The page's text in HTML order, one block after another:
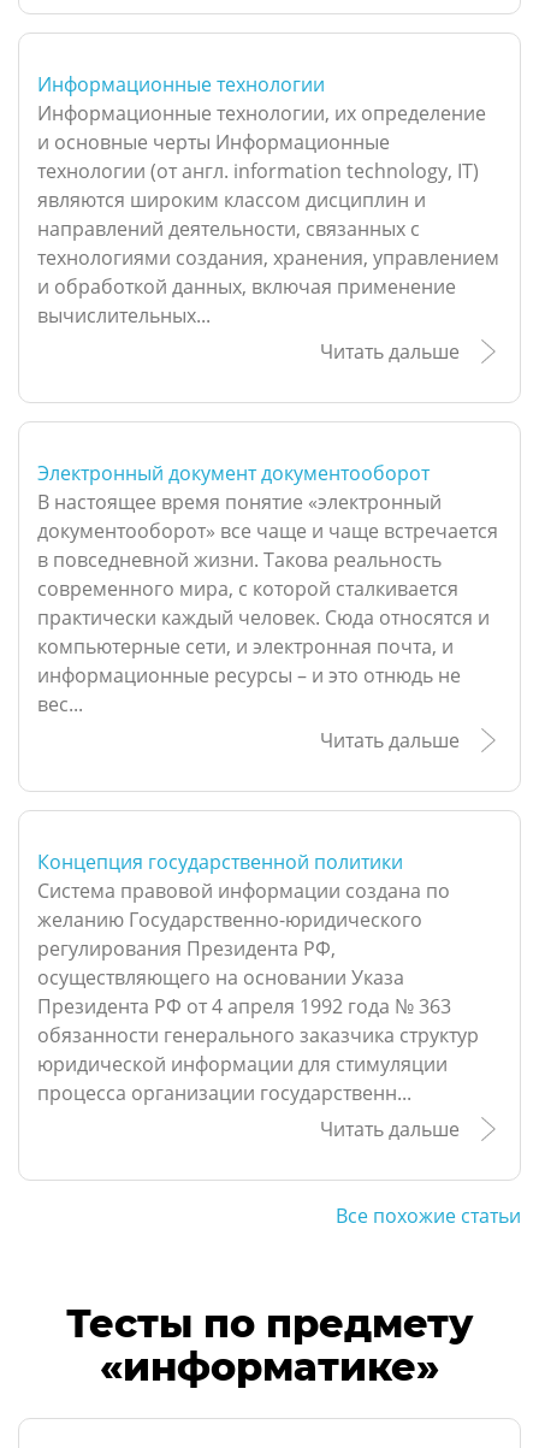
Информационные технологии
Информационные технологии, их определение
и основные черты Информационные
технологии (от англ. information technology, IT)
являются широким классом дисциплин и
направлений деятельности, связанных с
технологиями создания, хранения, управлением
и обработкой данных, включая применение
вычислительных...
Читать дальше
Электронный документ документооборот
В настоящее время понятие «электронный
документооборот» все чаще и чаще встречается
в повседневной жизни. Такова реальность
современного мира, с которой сталкивается
практически каждый человек. Сюда относятся и
компьютерные сети, и электронная почта, и
информационные ресурсы – и это отнюдь не
вес...
Читать дальше
Концепция государственной политики
Система правовой информации создана по
желанию Государственно-юридического
регулирования Президента РФ,
осуществляющего на основании Указа
Президента РФ от 4 апреля 1992 года № 363
обязанности генерального заказчика структур
юридической информации для стимуляции
процесса организации государственн...
Читать дальше
Все похожие статьи
Тесты по предмету
«информатике»